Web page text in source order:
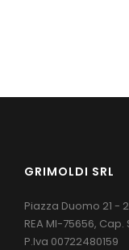
GRIMOLDI SRL
Piazza Duomo 21 -
REA MI-75656,
P.Iva 00722480159